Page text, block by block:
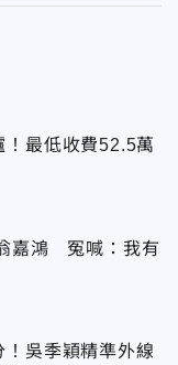
！最低收費52.5萬
嘉鴻 冤喊：我有
吳季穎精準外線